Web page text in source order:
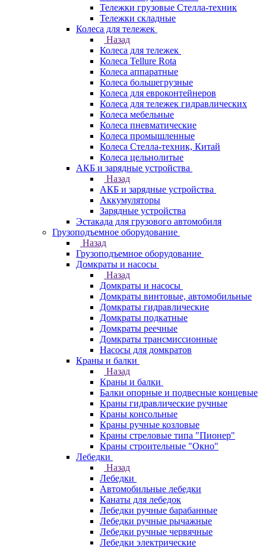
Тележки грузовые Стелла-техник
Тележки складные
Колеса для тележек
Назад
Колеса для тележек
Колеса Tellure Rota
Колеса аппаратные
Колеса большегрузные
Колеса для евроконтейнеров
Колеса для тележек гидравлических
Колеса мебельные
Колеса пневматические
Колеса промышленные
Колеса Стелла-техник, Китай
Колеса цельнолитые
АКБ и зарядные устройства
Назад
АКБ и зарядные устройства
Аккумуляторы
Зарядные устройства
Эстакада для грузового автомобиля
Грузоподъемное оборудование
Назад
Грузоподъемное оборудование
Домкраты и насосы
Назад
Домкраты и насосы
Домкраты винтовые, автомобильные
Домкраты гидравлические
Домкраты подкатные
Домкраты реечные
Домкраты трансмиссионные
Насосы для домкратов
Краны и балки
Назад
Краны и балки
Балки опорные и подвесные концевые
Краны гидравлические ручные
Краны консольные
Краны ручные козловые
Краны стреловые типа "Пионер"
Краны строительные "Окно"
Лебедки
Назад
Лебедки
Автомобильные лебедки
Канаты для лебедок
Лебедки ручные барабанные
Лебедки ручные рычажные
Лебедки ручные червячные
Лебедки электрические